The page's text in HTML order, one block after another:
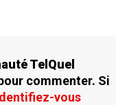
TelQuel
commenter. Si
vous